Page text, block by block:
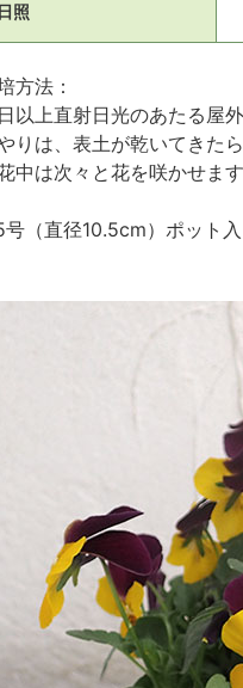
日照
方法：
以上直射日光のあたる屋
りは、表土が乾いてきた
中は次々と花を咲かせま
号（直径10.5cm）ポット